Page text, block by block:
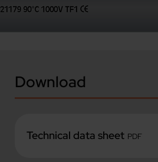
Download
Technical data sheet PDF